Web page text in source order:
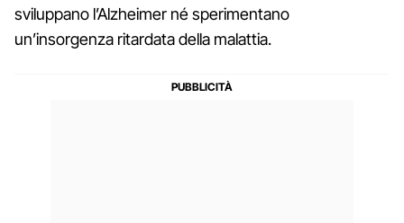
sviluppano l’Alzheimer né sperimentano
un’insorgenza ritardata della malattia.